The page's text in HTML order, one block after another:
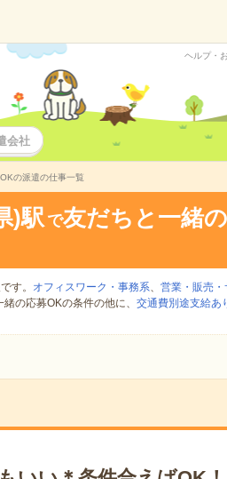
ヘルプ・
会社
の派遣の仕事一覧
)駅 で友だちと一緒
す。 オフィスワーク・事務系、 営業・販売
の応募OKの条件の他に、 交通費別途支給あ